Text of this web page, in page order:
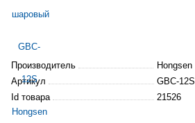
Производитель
Hongsen
Артикул
GBC-12S
Id товара
21526